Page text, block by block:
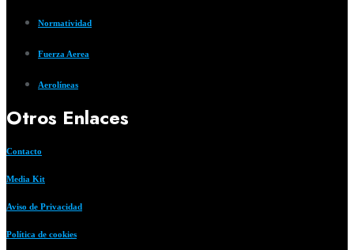
Normatividad
Fuerza Aerea
Aerolíneas
Otros Enlaces
Contacto
Media Kit
Aviso de Privacidad
Política de cookies